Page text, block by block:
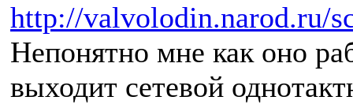
http://valvolodin.narod.ru/
Непонятно мне как оно
выходит сетевой